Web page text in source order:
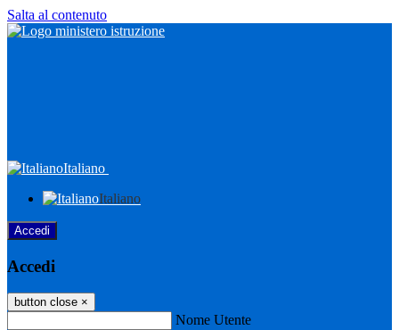
Salta al contenuto
Italiano
Italiano
Accedi
Accedi
button close ×
Nome Utente